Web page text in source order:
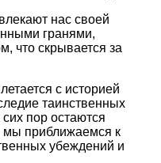
нас своей
гранями,
что скрывается за
с историей
таинственных
пор остаются
мы приближаемся к
убеждений и